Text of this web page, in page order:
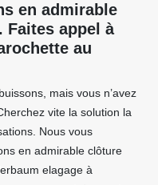
en admirable
appel à
au
mais vous n’avez
vite la solution la
Nous vous
en admirable clôture
elagage à